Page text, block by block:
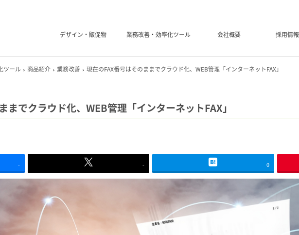
デザイン・販促物 業務改善・効率化ツール 会社概要 採用情報
ツール 商品紹介 業務改善 現在のFAX番号はそのままでクラウド化、WEB管理「インターネットFAX」
までクラウド化、WEB管理「インターネットFAX」
- - 0